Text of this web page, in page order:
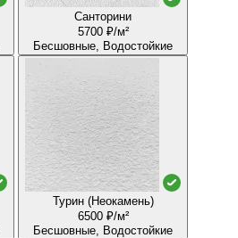
Санторини
5700 ₽/м²
Бесшовные, Водостойкие
Турин (Неокамень)
6500 ₽/м²
Бесшовные, Водостойкие